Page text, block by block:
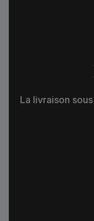
La livraison